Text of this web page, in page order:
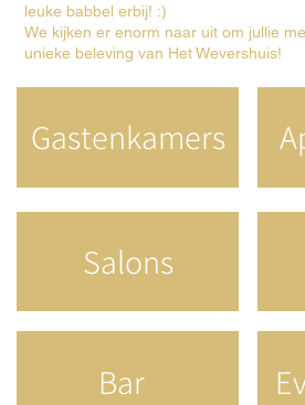
Gastenkamers
Salons
Bar
leuke babbel erbij! :)
We kijken er enorm naar uit om jullie
unieke beleving van Het Wevershuis!